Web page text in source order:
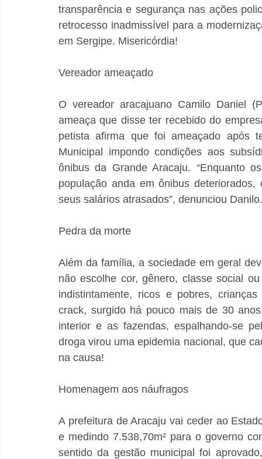
transparência e segurança nas ações
retrocesso inadmissível para a
em Sergipe. Misericórdia!
Vereador ameaçado
O vereador aracajuano Camilo Daniel
ameaça que disse ter recebido do
petista afirma que foi ameaçado após
Municipal impondo condições aos
ônibus da Grande Aracaju. “Enquanto
população anda em ônibus
seus salários atrasados”, denunciou
Pedra da morte
Além da família, a sociedade em geral
não escolhe cor, gênero, classe social
indistintamente, ricos e pobres,
crack, surgido há pouco mais de 30
interior e as fazendas, espalhando-se
droga virou uma epidemia nacional, que
na causa!
Homenagem aos náufragos
A prefeitura de Aracaju vai ceder ao
e medindo 7.538,70m² para o governo
sentido da gestão municipal foi